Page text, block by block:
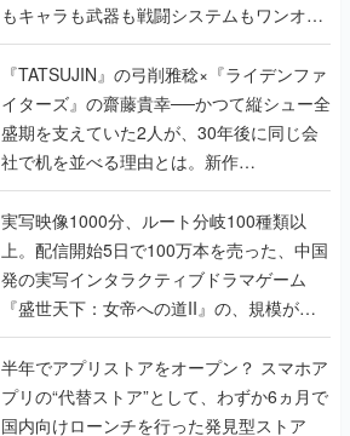
もキャラも武器も戦闘システムもワンオフ
で作り込まれた理由を両ディレクターに聞
く
『TATSUJIN』の弓削雅稔×『ライデンファ
イターズ』の齋藤貴幸──かつて縦シュー全
盛期を支えていた2人が、30年後に同じ会
社で机を並べる理由とは。新作
『TATSUJIN EXTREME』で初タッグを組
んだレジェンド2人に訊く開発秘話
実写映像1000分、ルート分岐100種類以
上。配信開始5日で100万本を売った、中国
発の実写インタラクティブドラマゲーム
『盛世天下：女帝への道II』の、規模が違
うこだわりをプロデューサーに聞いた
半年でアプリストアをオープン？ スマホア
プリの“代替ストア”として、わずか6ヵ月で
国内向けローンチを行った発見型ストア